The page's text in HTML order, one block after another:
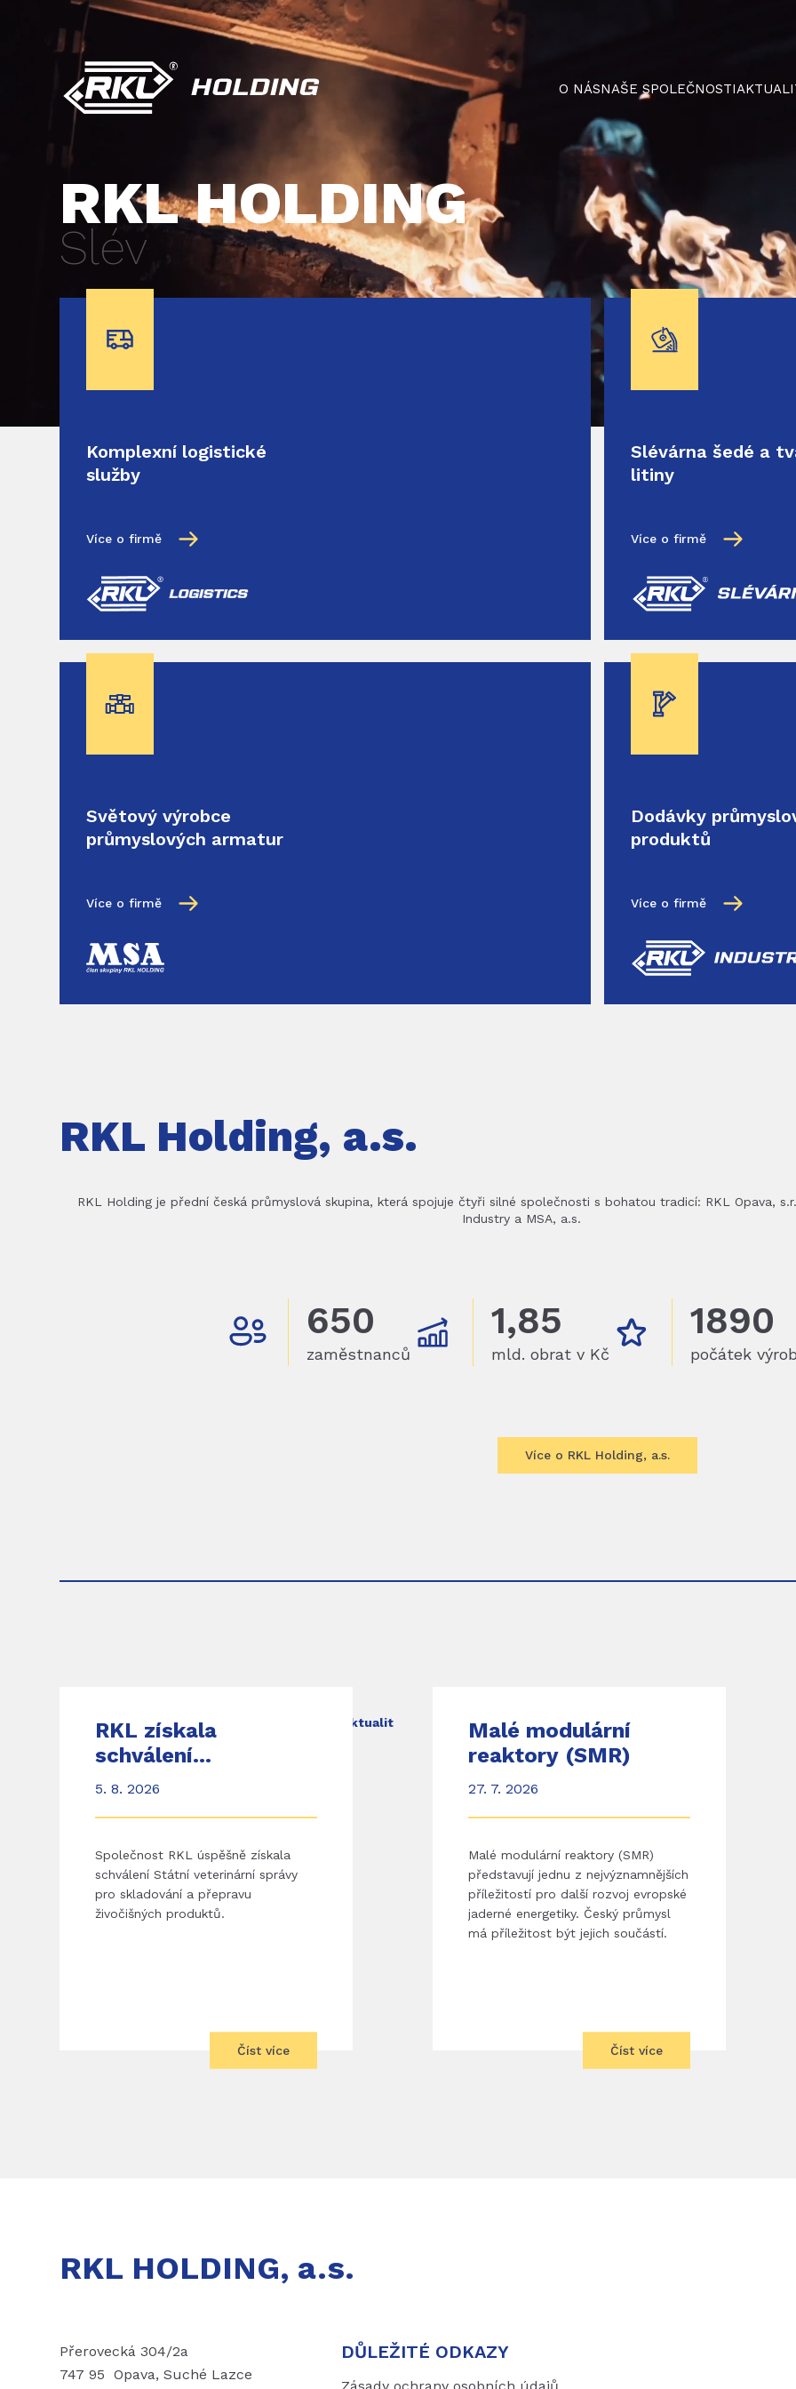
O NÁSNAŠE SPOLEČNOSTI
RKL HOLDING
Světový výr
Komplexní logistické
služby
Více o firmě
Slévárna šedé a
litiny
Více o firmě
Světový výrobce
průmyslových armatur
Více o firmě
Dodávky
produktů
Více o firmě
RKL Holding, a.s.
RKL Holding je přední česká průmyslová skupina, která spojuje čtyři silné společnosti s bohatou tradicí: RKL Opava,
Industry a MSA, a.s.
650
zaměstnanců
1,85
mld. obrat v Kč
1890
počátek
Více o RKL Holding, a.s.
Aktuality Přejít do aktualit
RKL získala
schválení
pro skladování
produktů
5. 8. 2026
Společnost RKL úspěšně získala
schválení Státní veterinární správy
pro skladování a přepravu
živočišných produktů.
Číst více
Malé modulární
reaktory (SMR)
27. 7. 2026
Malé modulární reaktory (SMR)
představují jednu z nejvýznamnějších
příležitostí pro další rozvoj evropské
jaderné energetiky. Český průmysl
má příležitost být jejich součástí.
Číst více
RKL HOLDING, a.s.
Přerovecká 304/2a
747 95 Opava, Suché Lazce
DŮLEŽITÉ ODKAZY